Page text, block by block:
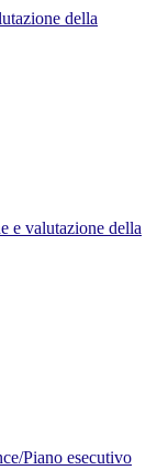
della
e valutazione della
Piano esecutivo